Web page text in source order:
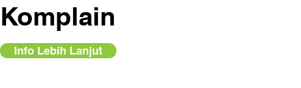
Komplain
Info Lebih Lanjut